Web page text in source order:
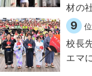
材の
9 位
校長
エマ